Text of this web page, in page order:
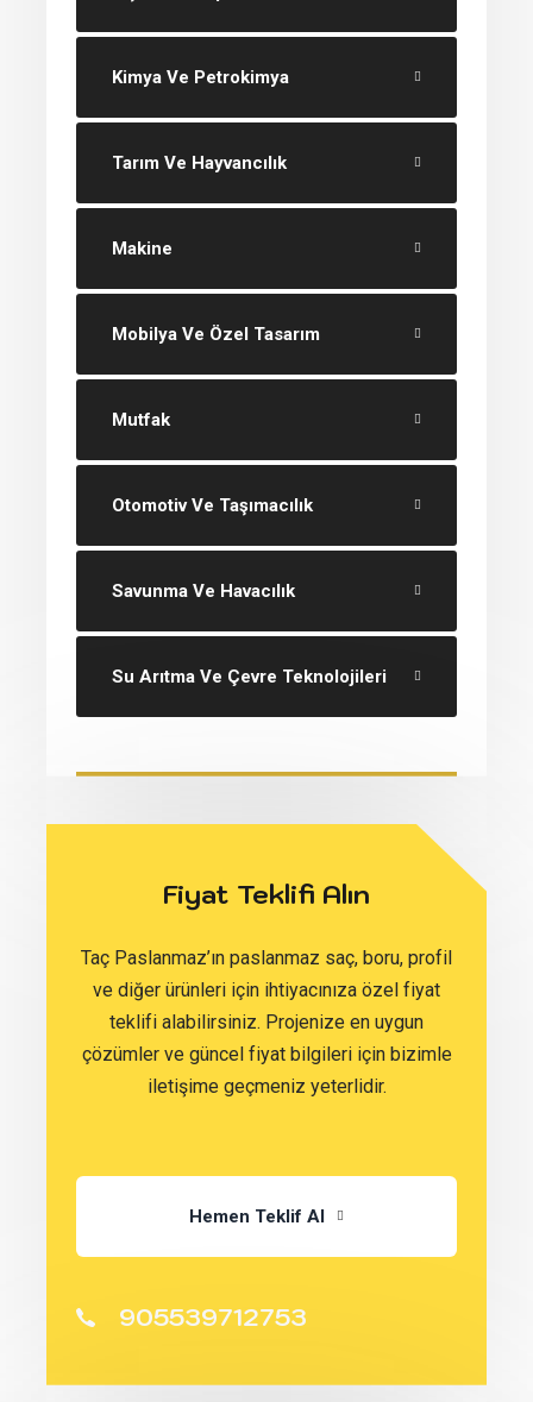
Kimya Ve Petrokimya
Tarım Ve Hayvancılık
Makine
Mobilya Ve Özel Tasarım
Mutfak
Otomotiv Ve Taşımacılık
Savunma Ve Havacılık
Su Arıtma Ve Çevre Teknolojileri
Fiyat Teklifi Alın
Taç Paslanmaz’ın paslanmaz saç, boru, profil
ve diğer ürünleri için ihtiyacınıza özel fiyat
teklifi alabilirsiniz. Projenize en uygun
çözümler ve güncel fiyat bilgileri için bizimle
iletişime geçmeniz yeterlidir.
Hemen Teklif Al
905539712753